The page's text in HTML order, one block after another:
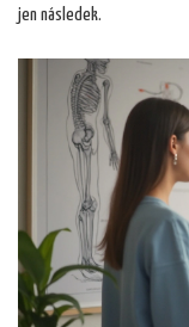
jen následek.